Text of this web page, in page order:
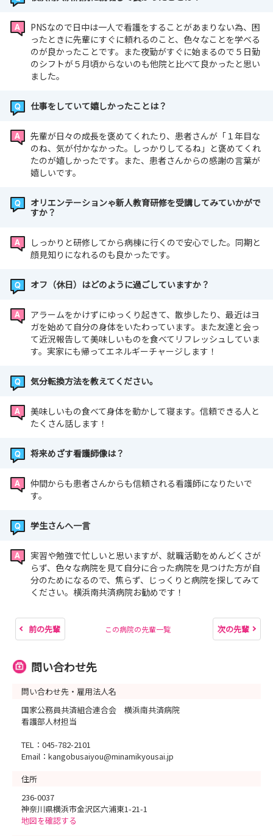
PNSなので日中は一人で看護をすることがあまりない為、困
ったときに先輩にすぐに頼れるのこと、色々なことを学べる
のが良かったことです。また夜勤がすぐに始まるので５日勤
のシフトが５月頃からないのも他院と比べて良かったと思い
ました。
仕事をしていて嬉しかったことは？
先輩が日々の成長を褒めてくれたり、患者さんが「１年目な
のね、気が付かなかった。しっかりしてるね」と褒めてくれ
たのが嬉しかったです。また、患者さんからの感謝の言葉が
嬉しいです。
オリエンテーションゃ新人教育研修を受講してみていかがで
すか？
しっかりと研修してから病棟に行くので安心でした。同期と
顔見知りになれるのも良かったです。
オフ（休日）はどのように過ごしていますか？
アラームをかけずにゆっくり起きて、散歩したり、最近はヨ
ガを始めて自分の身体をいたわっています。また友達と会っ
て近況報告して美味しいものを食べてリフレッシュしていま
す。実家にも帰ってエネルギーチャージします！
気分転換方法を教えてください。
美味しいもの食べて身体を動かして寝ます。信頼できる人と
たくさん話します！
将来めざす看護師像は？
仲間からも患者さんからも信頼される看護師になりたいで
す。
学生さんへ一言
実習や勉強で忙しいと思いますが、就職活動をめんどくさが
らず、色々な病院を見て自分に合った病院を見つけた方が自
分のためになるので、焦らず、じっくりと病院を探してみて
ください。横浜南共済病院お勧めです！
前の先輩 この病院の先輩一覧 次の先輩
問い合わせ先
問い合わせ先・雇用法人名
国家公務員共済組合連合会 横浜南共済病院
看護部人材担当
TEL：045-782-2101
Email：kangobusaiyou@minamikyousai.jp
住所
236-0037
神奈川県横浜市金沢区六浦東1-21-1
地図を確認する